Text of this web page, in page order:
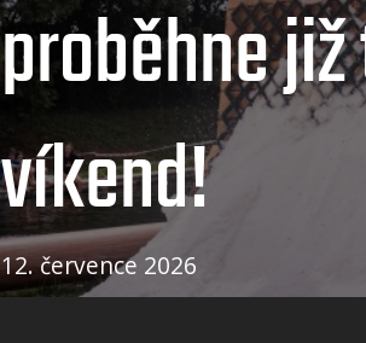
proběhne
víkend!
12. července 2026